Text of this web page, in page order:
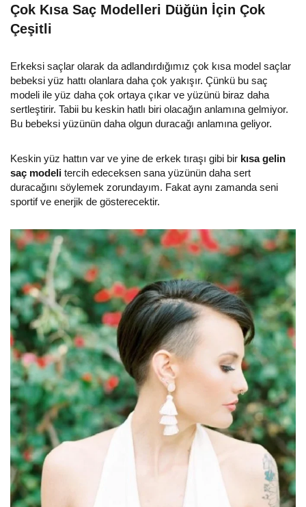
Çok Kısa Saç Modelleri Düğün İçin Çok
Çeşitli
Erkeksi saçlar olarak da adlandırdığımız çok kısa model saçlar
bebeksi yüz hattı olanlara daha çok yakışır. Çünkü bu saç
modeli ile yüz daha çok ortaya çıkar ve yüzünü biraz daha
sertleştirir. Tabii bu keskin hatlı biri olacağın anlamına gelmiyor.
Bu bebeksi yüzünün daha olgun duracağı anlamına geliyor.
Keskin yüz hattın var ve yine de erkek tıraşı gibi bir kısa gelin
saç modeli tercih edeceksen sana yüzünün daha sert
duracağını söylemek zorundayım. Fakat aynı zamanda seni
sportif ve enerjik de gösterecektir.